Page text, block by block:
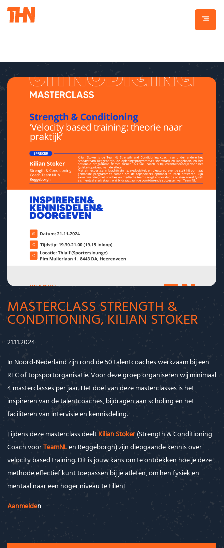
MASTERCLASS STRENGTH &
CONDITIONING, KILIAN STOKER
21.11.2024
In Noord-Nederland zijn rond de 50 talentcoaches werkzaam bij een
RTC of topsportorganisatie. Voor deze groep organiseren wij minimaal
4 masterclasses per jaar. Het doel van deze masterclasses is het
inspireren van de talentcoaches, bijdragen aan scholing en het
faciliteren van intervisie en kennisdeling.
Tijdens deze masterclass deeltKilian Stoker(Strength & Conditioning
Coach voorTeamNLen Reggeborgh) zijn diepgaande kennis over
velocity based training. Dit is jouw kans om te ontdekken hoe je deze
methode effectief kunt toepassen bij je atleten, om hen fysiek en
mentaal naar een hoger niveau te tillen!
Aanmelden